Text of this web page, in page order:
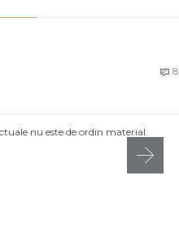
 8
nu este de ordin material.